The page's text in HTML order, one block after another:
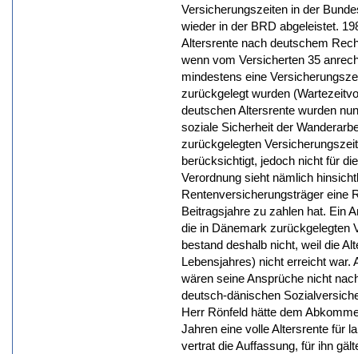
Versicherungszeiten in der
wieder in der BRD abgeleistet.
Altersrente nach deutschem
wenn vom Versicherten 35
mindestens eine
zurückgelegt wurden
deutschen Altersrente wurden
soziale Sicherheit der
zurückgelegten
berücksichtigt, jedoch nicht für
Verordnung sieht nämlich
Rentenversicherungsträger eine
Beitragsjahre zu zahlen hat. Ein
die in Dänemark zurückgelegten
bestand deshalb nicht, weil die
Lebensjahres) nicht erreicht war.
wären seine Ansprüche nicht
deutsch-dänischen
Herr Rönfeld hätte dem
Jahren eine volle Altersrente für
vertrat die Auffassung, für ihn